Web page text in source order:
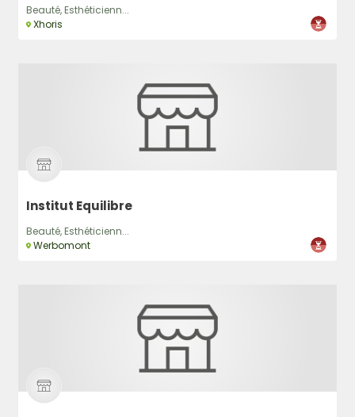
Beauté, Esthéticienn...
Xhoris
Institut Equilibre
Beauté, Esthéticienn...
Werbomont